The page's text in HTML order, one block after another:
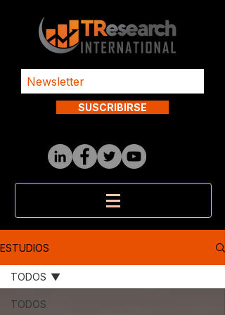
SUSCRIBIRSE
ESTUDIOS
TODOS
TODOS